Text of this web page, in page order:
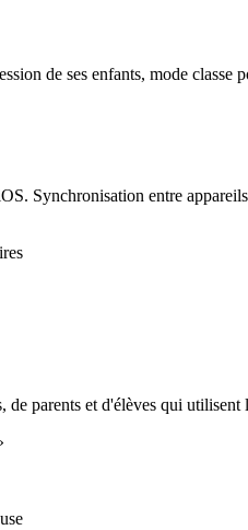
de ses enfants, mode classe
Synchronisation entre
de parents et d'élèves qui